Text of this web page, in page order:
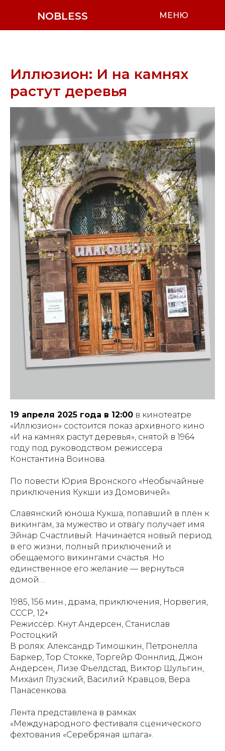
NOBLESS МЕНЮ
Иллюзион: И на камнях
растут деревья
19 апреля 2025 года в 12:00 в кинотеатре
«Иллюзион» состоится показ архивного кино
«И на камнях растут деревья», снятой в 1964
году под руководством режиссера
Константина Воинова.
По повести Юрия Вронского «Необычайные
приключения Кукши из Домовичей».
Славянский юноша Кукша, попавший в плен к
викингам, за мужество и отвагу получает имя
Эйнар Счастливый. Начинается новый период
в его жизни, полный приключений и
обещаемого викингами счастья. Но
единственное его желание — вернуться
домой…
1985, 156 мин., драма, приключения, Норвегия,
СССР, 12+
Режиссёр: Кнут Андерсен, Станислав
Ростоцкий
В ролях: Александр Тимошкин, Петронелла
Баркер, Тор Стокке, Торгейр Фоннлид, Джон
Андерсен, Лизе Фьелдстад, Виктор Шульгин,
Михаил Глузский, Василий Кравцов, Вера
Панасенкова.
Лента представлена в рамках
«Международного фестиваля сценического
фехтования «Серебряная шпага».